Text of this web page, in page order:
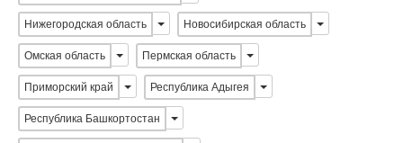
Нижегородская область Новосибирская область
Омская область Пермская область
Приморский край Республика Адыгея
Республика Башкортостан